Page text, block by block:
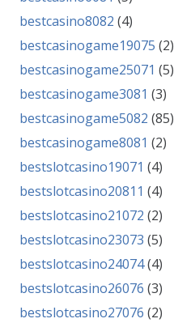
bestcasino8082 (4)
bestcasinogame19075 (2)
bestcasinogame25071 (5)
bestcasinogame3081 (3)
bestcasinogame5082 (85)
bestcasinogame8081 (2)
bestslotcasino19071 (4)
bestslotcasino20811 (4)
bestslotcasino21072 (2)
bestslotcasino23073 (5)
bestslotcasino24074(4)
bestslotcasino26076 (3)
bestslotcasino27076 (2)